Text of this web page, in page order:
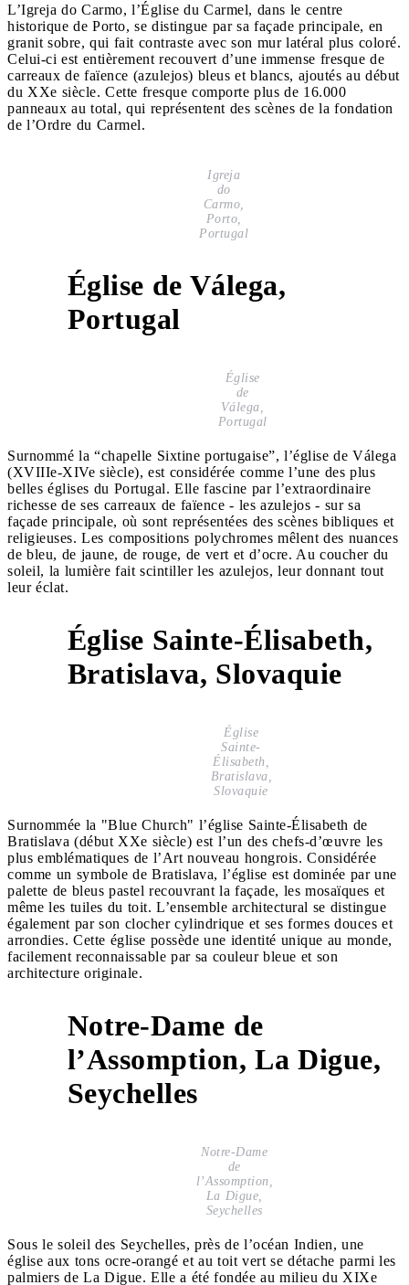
L’Igreja do Carmo, l’Église du Carmel, dans le centre
historique de Porto, se distingue par sa façade principale, en
granit sobre, qui fait contraste avec son mur latéral plus coloré.
Celui-ci est entièrement recouvert d’une immense fresque de
carreaux de faïence (azulejos) bleus et blancs, ajoutés au début
du XXe siècle. Cette fresque comporte plus de 16.000
panneaux au total, qui représentent des scènes de la fondation
de l’Ordre du Carmel.
Igreja
do
Carmo,
Porto,
Portugal
Église de Válega,
Portugal
Église
de
Válega,
Portugal
Surnommé la “chapelle Sixtine portugaise”, l’église de Válega
(XVIIIe-XIVe siècle), est considérée comme l’une des plus
belles églises du Portugal. Elle fascine par l’extraordinaire
richesse de ses carreaux de faïence - les azulejos - sur sa
façade principale, où sont représentées des scènes bibliques et
religieuses. Les compositions polychromes mêlent des nuances
de bleu, de jaune, de rouge, de vert et d’ocre. Au coucher du
soleil, la lumière fait scintiller les azulejos, leur donnant tout
leur éclat.
Église Sainte-Élisabeth,
Bratislava, Slovaquie
Église
Sainte-
Élisabeth,
Bratislava,
Slovaquie
Surnommée la "Blue Church" l’église Sainte-Élisabeth de
Bratislava (début XXe siècle) est l’un des chefs-d’œuvre les
plus emblématiques de l’Art nouveau hongrois. Considérée
comme un symbole de Bratislava, l’église est dominée par une
palette de bleus pastel recouvrant la façade, les mosaïques et
même les tuiles du toit. L’ensemble architectural se distingue
également par son clocher cylindrique et ses formes douces et
arrondies. Cette église possède une identité unique au monde,
facilement reconnaissable par sa couleur bleue et son
architecture originale.
Notre-Dame de
l’Assomption, La Digue,
Seychelles
Notre-Dame
de
l’Assomption,
La Digue,
Seychelles
Sous le soleil des Seychelles, près de l’océan Indien, une
église aux tons ocre-orangé et au toit vert se détache parmi les
palmiers de La Digue. Elle a été fondée au milieu du XIXe